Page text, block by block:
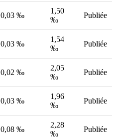
0,03 ‰
1,50
‰
Publiée
0,03 ‰
1,54
‰
Publiée
0,02 ‰
2,05
‰
Publiée
0,03 ‰
1,96
‰
Publiée
0,08 ‰
2,28
‰
Publiée